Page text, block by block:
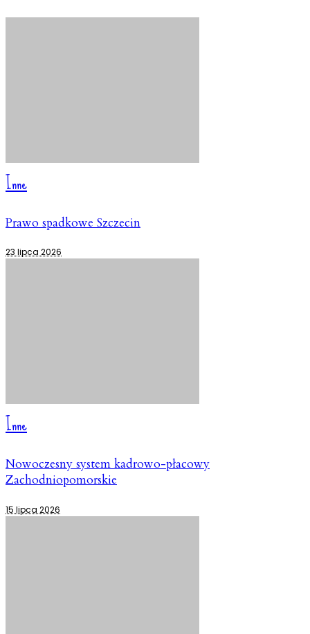
Inne
Prawo spadkowe Szczecin
23 lipca 2026
Inne
Nowoczesny system kadrowo-płacowy
Zachodniopomorskie
15 lipca 2026